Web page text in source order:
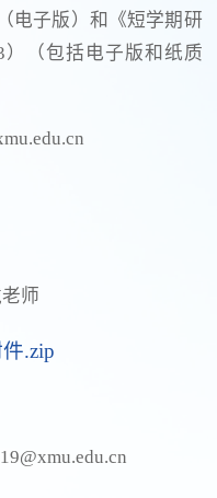
电子版）和《短学期研
（包括电子版和纸质
师
.zip